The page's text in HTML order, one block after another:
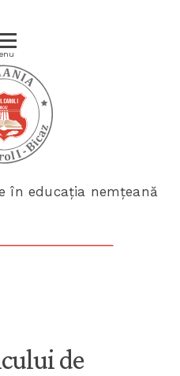
în educația nemțeană
de